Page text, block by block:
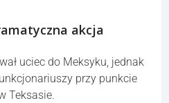
akcja
uciec do Meksyku, jednak
przy punkcie
Teksasie.